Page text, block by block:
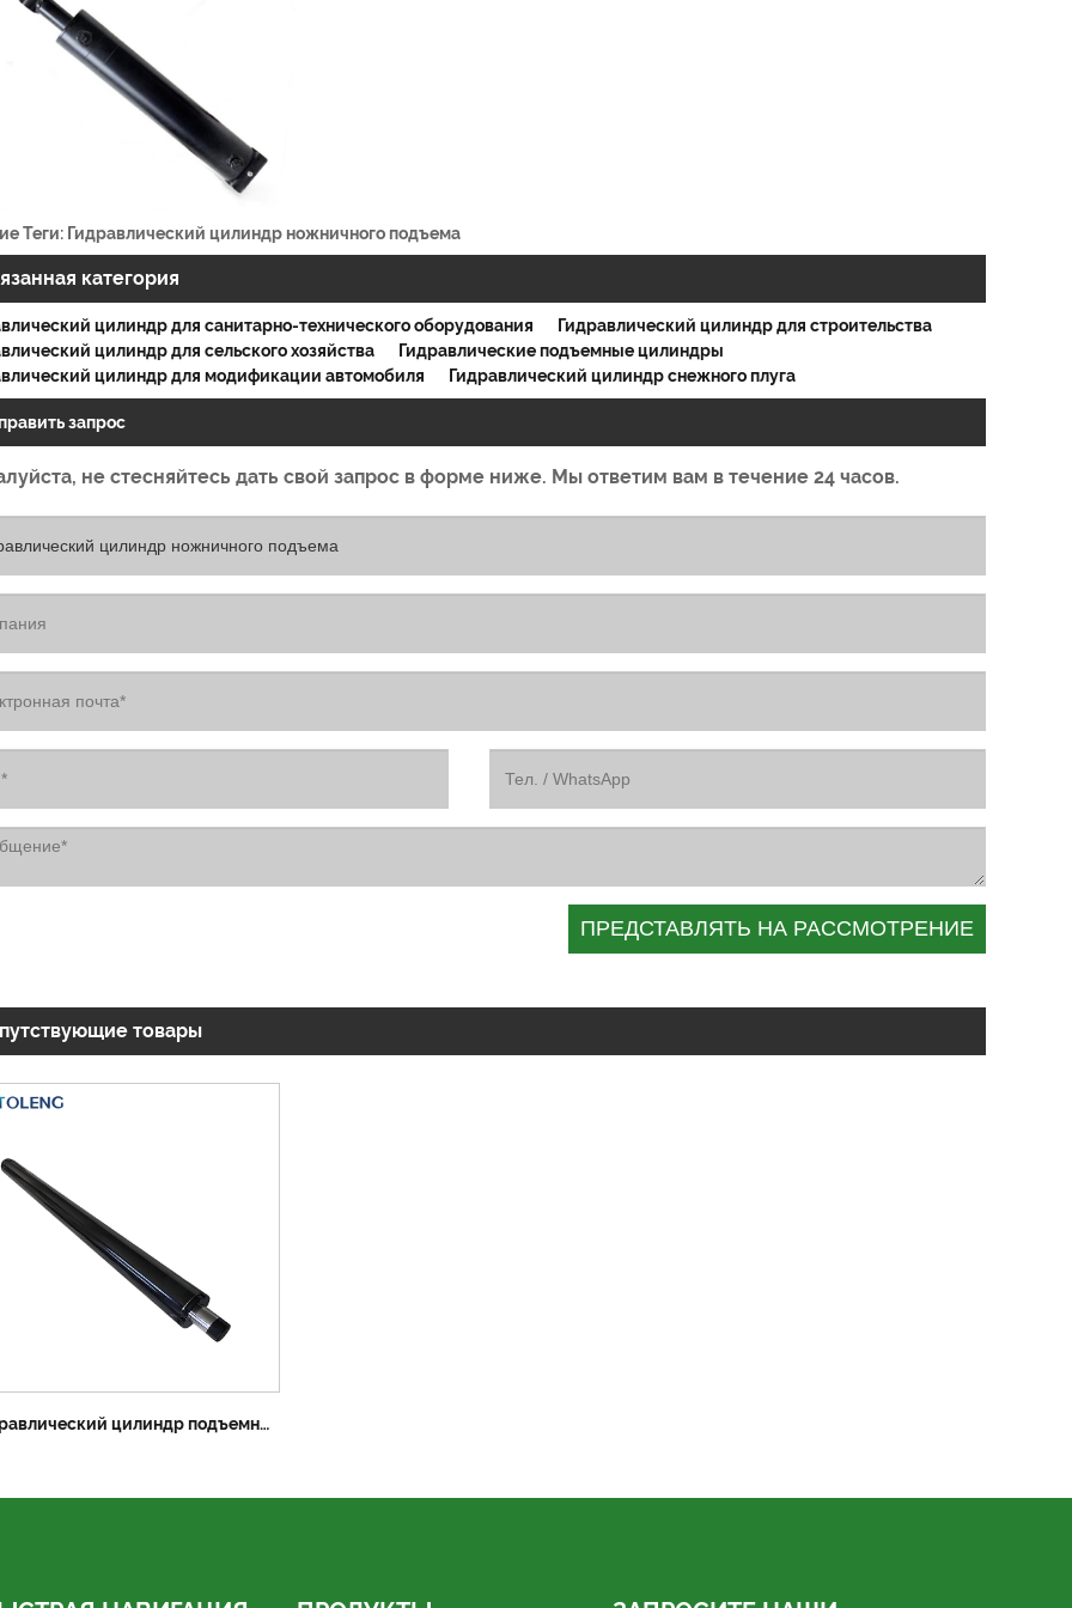
Теги: Гидравлический цилиндр ножничного подъема
категория
цилиндр для санитарно-технического оборудования
Гидравлический цилиндр для строительства
цилиндр для сельского хозяйства
Гидравлические подъемные цилиндры
цилиндр для модификации автомобиля
Гидравлический цилиндр снежного плуга
запрос
не стесняйтесь дать свой запрос в форме ниже. Мы ответим вам в течение 24 часов.
товары
Гидравлический цилиндр подъемника автомобиля